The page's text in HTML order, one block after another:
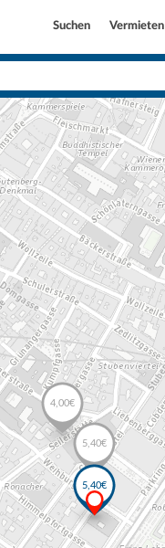
Suchen Vermieten